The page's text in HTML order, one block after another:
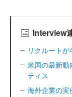
Interview
リクルート
米国の最新動
ティス
海外企業の実